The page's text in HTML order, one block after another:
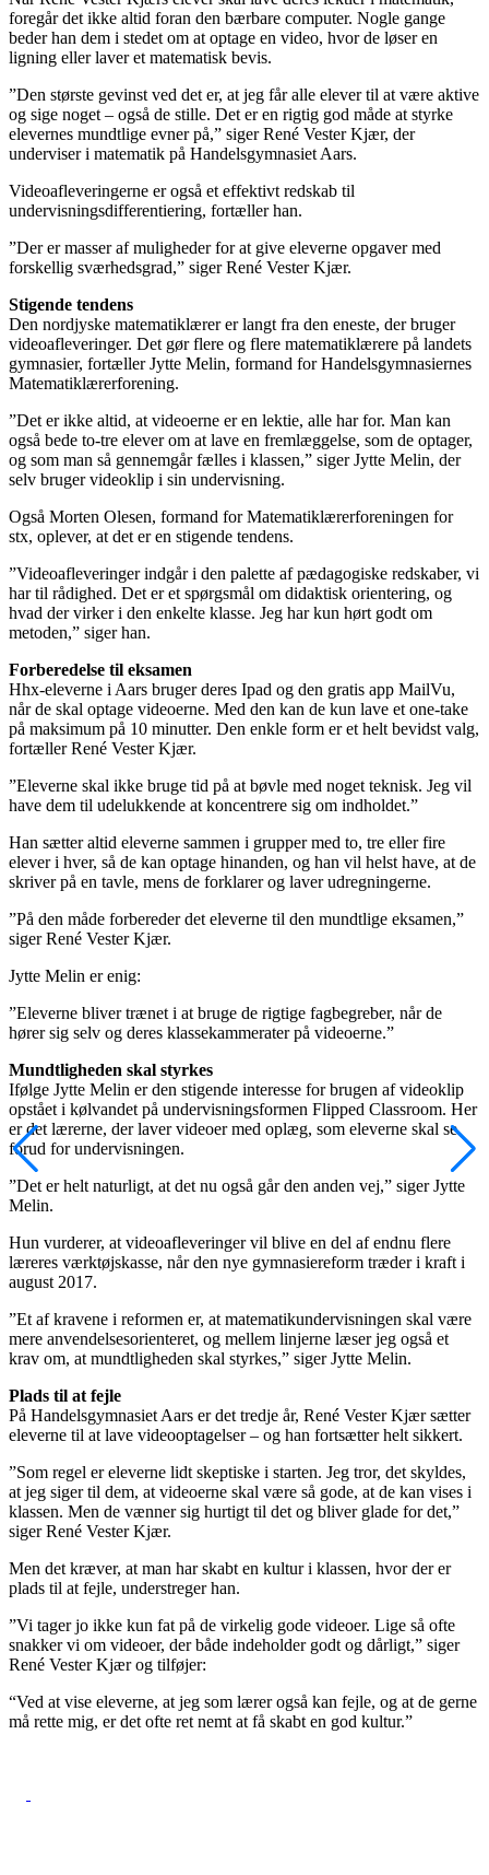
foregår det ikke altid foran den bærbare computer. Nogle gange
beder han dem i stedet om at optage en video, hvor de løser en
ligning eller laver et matematisk bevis.
”Den største gevinst ved det er, at jeg får alle elever til at være aktive
og sige noget – også de stille. Det er en rigtig god måde at styrke
elevernes mundtlige evner på,” siger René Vester Kjær, der
underviser i matematik på Handelsgymnasiet Aars.
Videoafleveringerne er også et effektivt redskab til
undervisningsdifferentiering, fortæller han.
”Der er masser af muligheder for at give eleverne opgaver med
forskellig sværhedsgrad,” siger René Vester Kjær.
Stigende tendens
Den nordjyske matematiklærer er langt fra den eneste, der bruger
videoafleveringer. Det gør flere og flere matematiklærere på landets
gymnasier, fortæller Jytte Melin, formand for Handelsgymnasiernes
Matematiklærerforening.
”Det er ikke altid, at videoerne er en lektie, alle har for. Man kan
også bede to-tre elever om at lave en fremlæggelse, som de optager,
og som man så gennemgår fælles i klassen,” siger Jytte Melin, der
selv bruger videoklip i sin undervisning.
Også Morten Olesen, formand for Matematiklærerforeningen for
stx, oplever, at det er en stigende tendens.
”Videoafleveringer indgår i den palette af pædagogiske redskaber, vi
har til rådighed. Det er et spørgsmål om didaktisk orientering, og
hvad der virker i den enkelte klasse. Jeg har kun hørt godt om
metoden,” siger han.
Forberedelse til eksamen
Hhx-eleverne i Aars bruger deres Ipad og den gratis app MailVu,
når de skal optage videoerne. Med den kan de kun lave et one-take
på maksimum på 10 minutter. Den enkle form er et helt bevidst valg,
fortæller René Vester Kjær.
”Eleverne skal ikke bruge tid på at bøvle med noget teknisk. Jeg vil
have dem til udelukkende at koncentrere sig om indholdet.”
Han sætter altid eleverne sammen i grupper med to, tre eller fire
elever i hver, så de kan optage hinanden, og han vil helst have, at de
skriver på en tavle, mens de forklarer og laver udregningerne.
”På den måde forbereder det eleverne til den mundtlige eksamen,”
siger René Vester Kjær.
Jytte Melin er enig:
”Eleverne bliver trænet i at bruge de rigtige fagbegreber, når de
hører sig selv og deres klassekammerater på videoerne.”
Mundtligheden skal styrkes
Ifølge Jytte Melin er den stigende interesse for brugen af videoklip
opstået i kølvandet på undervisningsformen Flipped Classroom. Her
er det lærerne, der laver videoer med oplæg, som eleverne skal se
forud for undervisningen.
”Det er helt naturligt, at det nu også går den anden vej,” siger Jytte
Melin.
Hun vurderer, at videoafleveringer vil blive en del af endnu flere
læreres værktøjskasse, når den nye gymnasiereform træder i kraft i
august 2017.
”Et af kravene i reformen er, at matematikundervisningen skal være
mere anvendelsesorienteret, og mellem linjerne læser jeg også et
krav om, at mundtligheden skal styrkes,” siger Jytte Melin.
Plads til at fejle
På Handelsgymnasiet Aars er det tredje år, René Vester Kjær sætter
eleverne til at lave videooptagelser – og han fortsætter helt sikkert.
”Som regel er eleverne lidt skeptiske i starten. Jeg tror, det skyldes,
at jeg siger til dem, at videoerne skal være så gode, at de kan vises i
klassen. Men de vænner sig hurtigt til det og bliver glade for det,”
siger René Vester Kjær.
Men det kræver, at man har skabt en kultur i klassen, hvor der er
plads til at fejle, understreger han.
”Vi tager jo ikke kun fat på de virkelig gode videoer. Lige så ofte
snakker vi om videoer, der både indeholder godt og dårligt,” siger
René Vester Kjær og tilføjer:
“Ved at vise eleverne, at jeg som lærer også kan fejle, og at de gerne
må rette mig, er det ofte ret nemt at få skabt en god kultur.”